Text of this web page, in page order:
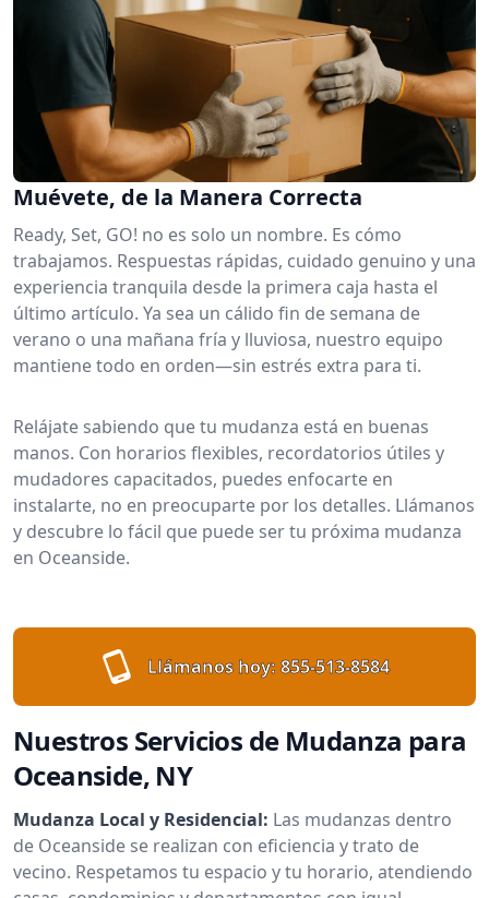
Muévete, de la Manera Correcta
Ready, Set, GO! no es solo un nombre. Es cómo
trabajamos. Respuestas rápidas, cuidado genuino y una
experiencia tranquila desde la primera caja hasta el
último artículo. Ya sea un cálido fin de semana de
verano o una mañana fría y lluviosa, nuestro equipo
mantiene todo en orden—sin estrés extra para ti.
Relájate sabiendo que tu mudanza está en buenas
manos. Con horarios flexibles, recordatorios útiles y
mudadores capacitados, puedes enfocarte en
instalarte, no en preocuparte por los detalles. Llámanos
y descubre lo fácil que puede ser tu próxima mudanza
en Oceanside.
Llámanos hoy: 855-513-8584
Nuestros Servicios de Mudanza para
Oceanside, NY
Mudanza Local y Residencial: Las mudanzas dentro
de Oceanside se realizan con eficiencia y trato de
vecino. Respetamos tu espacio y tu horario, atendiendo